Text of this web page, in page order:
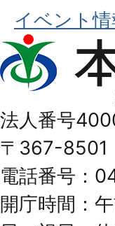
イベント情
本
庄
Honjo
City
法人番号
〒367-8501
電話番号：
開庁時間：